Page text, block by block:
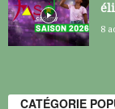
8
CATÉGORIE